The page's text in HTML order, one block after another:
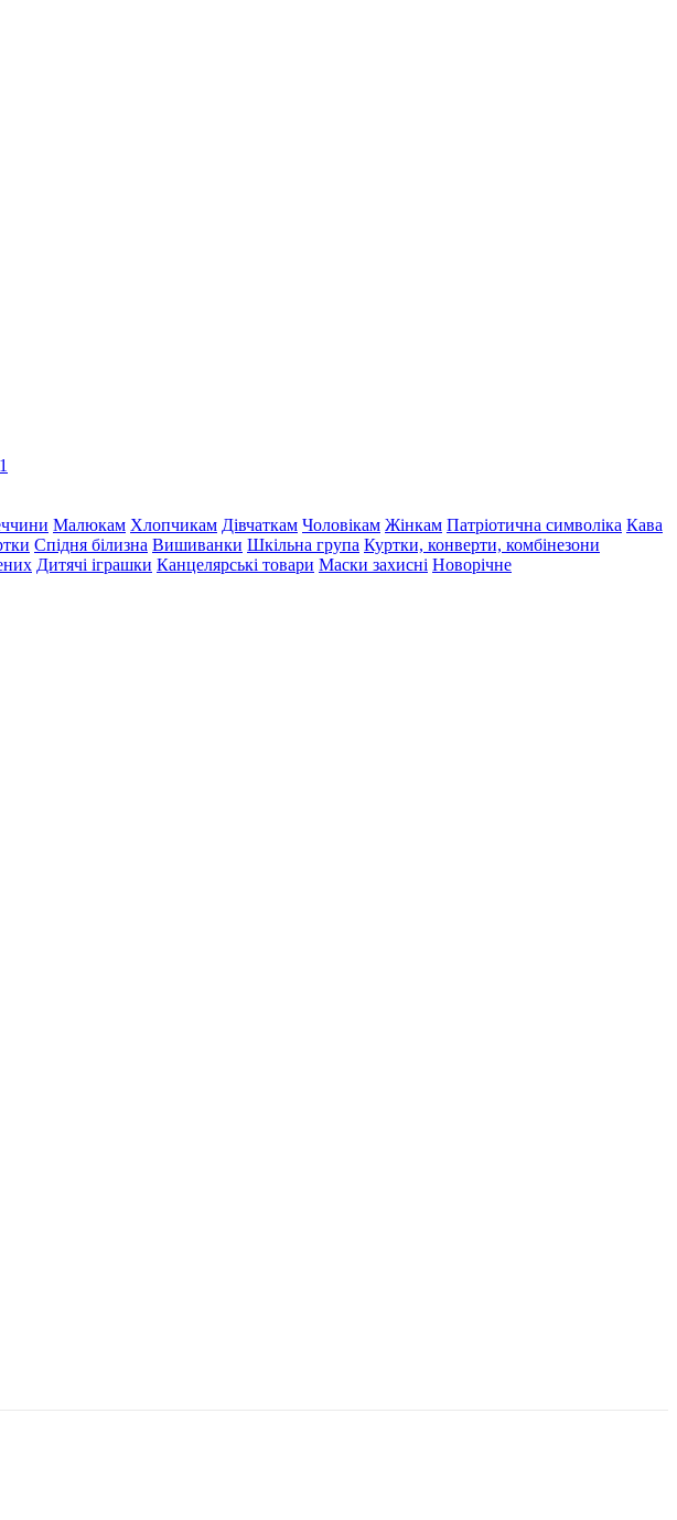
Малюкам Хлопчикам Дівчаткам Чоловікам Жінкам Патріотична символіка Кава
Спідня білизна Вишиванки Шкільна група Куртки, конверти, комбінезони
Дитячі іграшки Канцелярські товари Маски захисні Новорічне